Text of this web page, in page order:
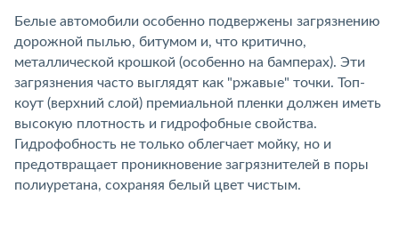
Белые автомобили особенно подвержены загрязнению
дорожной пылью, битумом и, что критично,
металлической крошкой (особенно на бамперах). Эти
загрязнения часто выглядят как "ржавые" точки. Топ-
коут (верхний слой) премиальной пленки должен иметь
ысокую плотность и гидрофобные свойства.
Гидрофобность не только облегчает мойку, но и
предотвращает проникновение загрязнителей в поры
полиуретана, сохраняя белый цвет чистым.